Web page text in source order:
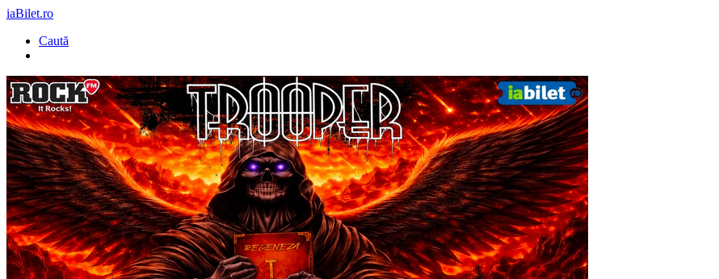
iaBilet.ro
Caută